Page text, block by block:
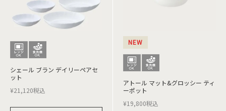
シェール ブラン デイリーペアセ
ット
¥21,120税込
NEW
アトール マット&グロッシー ティ
ーポット
¥19,800税込